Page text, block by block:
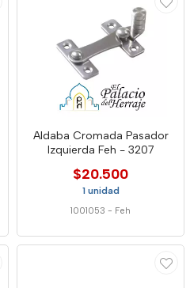
Aldaba Cromada Pasador
Izquierda Feh - 3207
$20.500
1 unidad
1001053 - Feh